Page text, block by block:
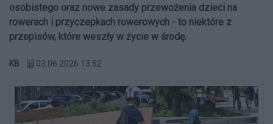
osobistego oraz nowe zasady przewożenia dzieci na
rowerach i przyczepkach rowerowych - to niektóre z
przepisów, które weszły w życie w środę.
KB 03.06.2026 13:52